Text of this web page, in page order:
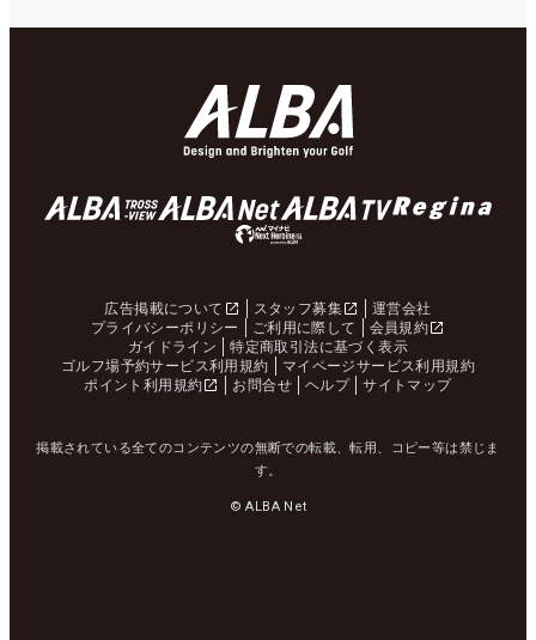
広告掲載について スタッフ募集
運営会社
プライバシーポリシー
ご利用に際して
会員規約
ガイドライン
特定商取引法に基づく表示
ゴルフ場予約サービス利用規約
マイページサービス利用規約
ポイント利用規約
お問合せ ヘルプ サイトマップ
掲載されている全てのコンテンツの無断での転載、転用、コピー等は禁じま
す。
© ALBA Net